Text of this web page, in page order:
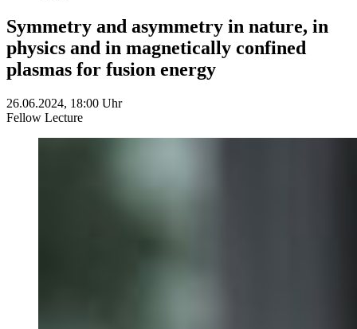
Symmetry and asymmetry in nature, in
physics and in magnetically confined
plasmas for fusion energy
26.06.2024, 18:00 Uhr
Fellow Lecture